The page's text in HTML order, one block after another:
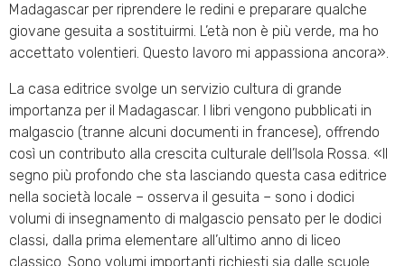
Madagascar per riprendere le redini e preparare qualche
giovane gesuita a sostituirmi. L’età non è più verde, ma ho
accettato volentieri. Questo lavoro mi appassiona ancora».
La casa editrice svolge un servizio cultura di grande
importanza per il Madagascar. I libri vengono pubblicati in
malgascio (tranne alcuni documenti in francese), offrendo
così un contributo alla crescita culturale dell’Isola Rossa. «Il
segno più profondo che sta lasciando questa casa editrice
nella società locale – osserva il gesuita – sono i dodici
volumi di insegnamento di malgascio pensato per le dodici
classi, dalla prima elementare all’ultimo anno di liceo
classico. Sono volumi importanti richiesti sia dalle scuole